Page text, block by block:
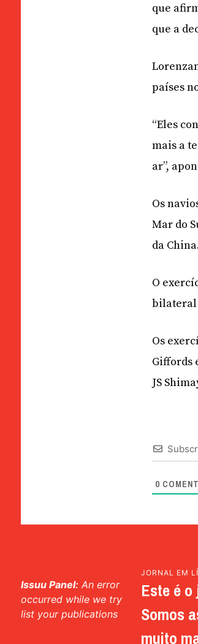
que
que a
países
“Eles
mais a
ar”,
Os
Mar do
da
O
bilateral
Os
Giffords
JS
0
Issuu Panel: An error
occurred while we try
list your publications
JORNAL EM
Este é
Somos
muito